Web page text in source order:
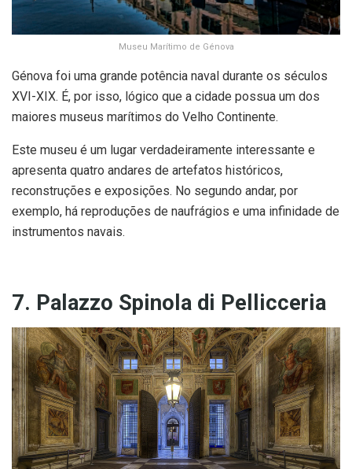
Museu Marítimo de Génova
Génova foi uma grande potência naval durante os séculos
XVI-XIX. É, por isso, lógico que a cidade possua um dos
maiores museus marítimos do Velho Continente.
Este museu é um lugar verdadeiramente interessante e
apresenta quatro andares de artefatos históricos,
reconstruções e exposições. No segundo andar, por
exemplo, há reproduções de naufrágios e uma infinidade de
instrumentos navais.
7. Palazzo Spinola di Pellicceria